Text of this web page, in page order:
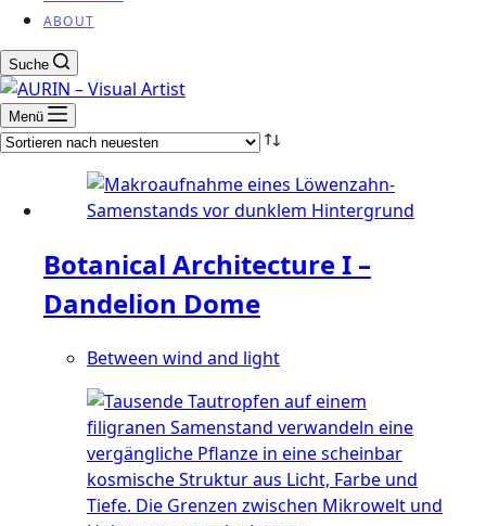
ABOUT
Suche
Menü
Botanical Architecture I –
Dandelion Dome
Between wind and light
Dieses
Produkt
mehrere
Varianten